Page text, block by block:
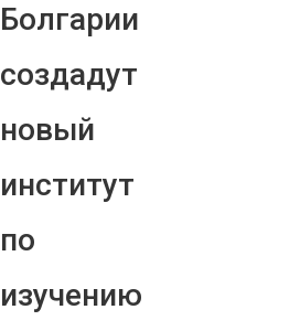
Болгарии
создадут
новый
институт
по
изучению